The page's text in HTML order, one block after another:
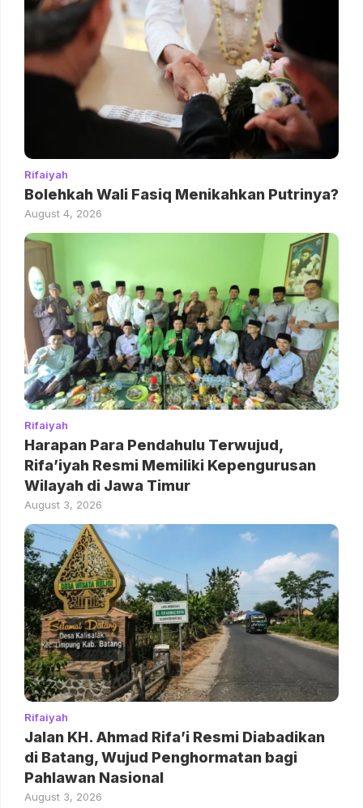
Rifaiyah
Bolehkah Wali Fasiq Menikahkan Putrinya?
August 4, 2026
Rifaiyah
Harapan Para Pendahulu Terwujud,
Rifa’iyah Resmi Memiliki Kepengurusan
Wilayah di Jawa Timur
August 3, 2026
Rifaiyah
Jalan KH. Ahmad Rifa’i Resmi Diabadikan
di Batang, Wujud Penghormatan bagi
Pahlawan Nasional
August 3, 2026